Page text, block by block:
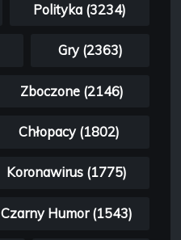
Polityka (3234)
Gry (2363)
Zboczone (2146)
Chłopacy (1802)
Koronawirus (1775)
Czarny Humor (1543)